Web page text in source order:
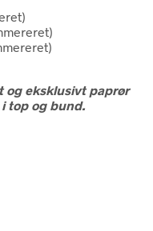
og eksklusivt paprør
top og bund.